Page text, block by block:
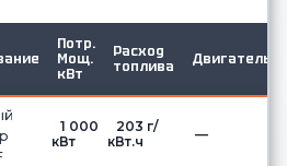
Потр.
Мощ.
кВт
Расход
топлива
Двигатель
1 000
кВт
203 г/
кВт.ч
—